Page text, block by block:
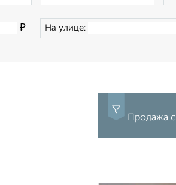
₽ На улице:
Продажа